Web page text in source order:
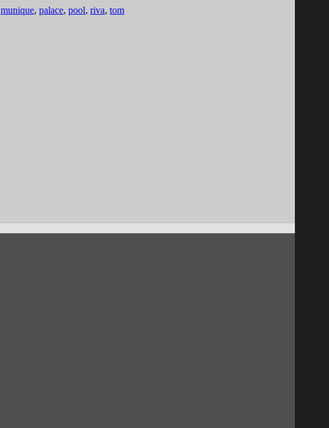
munique, palace, pool, riva, tom